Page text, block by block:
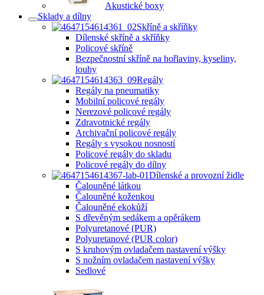
Akustické boxy
Sklady a dílny
Skříně a skříňky
Dílenské skříně a skříňky
Policové skříně
Bezpečnostní skříně na hořlaviny, kyseliny,
louhy
Regály
Regály na pneumatiky
Mobilní policové regály
Nerezové policové regály
Zdravotnické regály
Archivační policové regály
Regály s vysokou nosností
Policové regály do skladu
Policové regály do dílny
Dílenské a provozní židle
Čalouněné látkou
Čalouněné koženkou
Čalouněné ekokůží
S dřevěným sedákem a opěrákem
Polyuretanové (PUR)
Polyuretanové (PUR color)
S kruhovým ovladačem nastavení výšky
S nožním ovladačem nastavení výšky
Sedlové